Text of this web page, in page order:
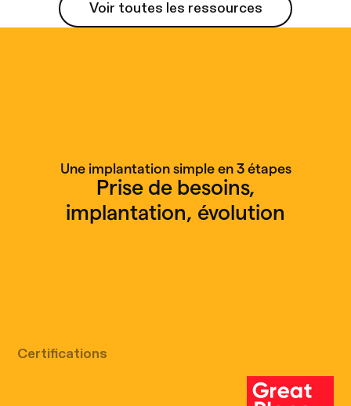
Voir toutes les ressources
Une implantation simple en 3 étapes
Prise de besoins,
implantation, évolution
Certifications